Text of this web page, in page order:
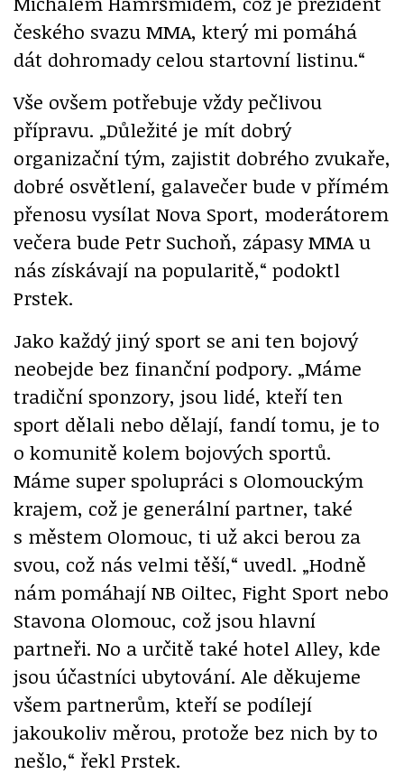
českého svazu MMA, který mi pomáhá
dát dohromady celou startovní listinu.“
Vše ovšem potřebuje vždy pečlivou
přípravu. „Důležité je mít dobrý
organizační tým, zajistit dobrého zvukaře,
dobré osvětlení, galavečer bude v přímém
přenosu vysílat Nova Sport, moderátorem
večera bude Petr Suchoň, zápasy MMA u
nás získávají na popularitě,“ podoktl
Prstek.
Jako každý jiný sport se ani ten bojový
neobejde bez finanční podpory. „Máme
tradiční sponzory, jsou lidé, kteří ten
sport dělali nebo dělají, fandí tomu, je to
o komunitě kolem bojových sportů.
Máme super spolupráci s Olomouckým
krajem, což je generální partner, také
s městem Olomouc, ti už akci berou za
svou, což nás velmi těší,“ uvedl. „Hodně
nám pomáhají NB Oiltec, Fight Sport nebo
Stavona Olomouc, což jsou hlavní
partneři. No a určitě také hotel Alley, kde
jsou účastníci ubytování. Ale děkujeme
všem partnerům, kteří se podílejí
jakoukoliv měrou, protože bez nich by to
nešlo,“ řekl Prstek.